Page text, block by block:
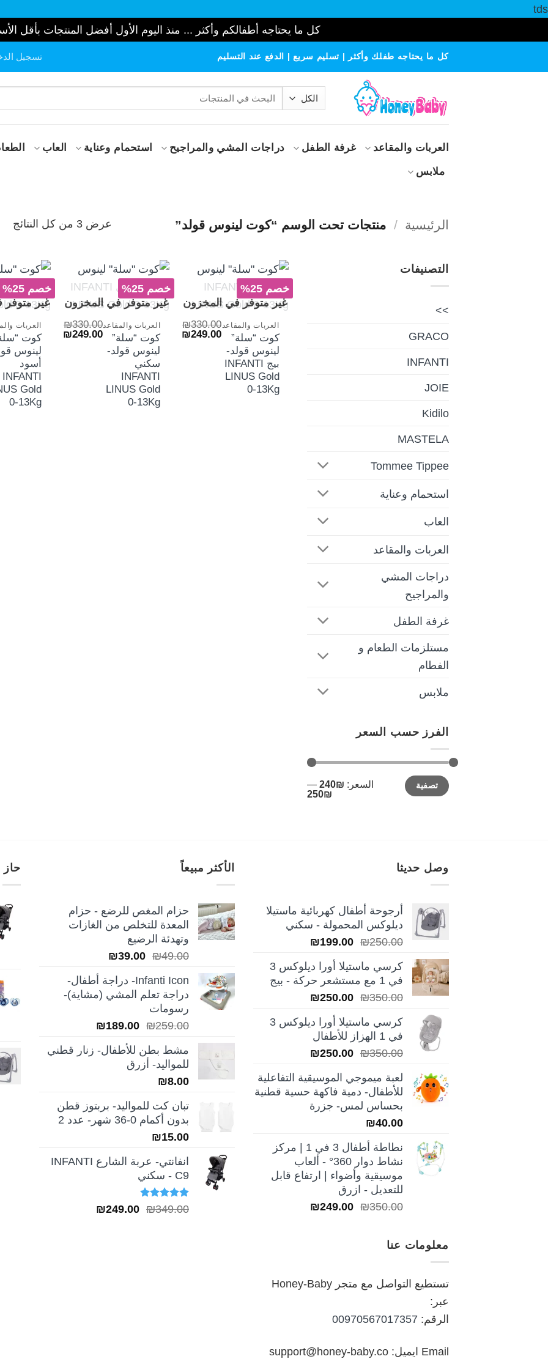
tds
كل ما يحتاجه أطفالكم وأكثر ... منذ اليوم الأول أفضل المنتجات بأقل
كل ما يحتاجه طفلك وأكثر | تسليم سريع | الدفع عند التسليم تسجيل
البحث
العربات والمقاعد غرفة الطفل دراجات المشي والمراجيح استحمام وعناية العاب
ملابس
الرئيسية / منتجات تحت الوسم “كوت لينوس قولد” عرض ⁦3⁩ من كل النتائج
التصنيفات
>>
GRACO
INFANTI
JOIE
Kidilo
MASTELA
Tommee Tippee
استحمام وعناية
العاب
العربات والمقاعد
دراجات المشي
والمراجيح
غرفة الطفل
مستلزمات الطعام و
الفطام
ملابس
الفرز حسب السعر
أدنى
سعر
أعلى
سعرتصفية السعر: ₪240
—
₪250
خصم 25%
غير متوفر في المخزون
العربات والمقاعد
كوت “سلة”
لينوس قولد-
بيج INFANTI
LINUS Gold
0-13Kg
₪330.00
السعر ₪249.00
السعر
الحالي
خصم 25%
غير متوفر في المخزون
العربات والمقاعد
كوت “سلة”
لينوس قولد-
سكني
INFANTI
LINUS Gold
0-13Kg
₪330.00
السعر ₪249.00
السعر
الحالي
خصم 25%
غير
العربات
كوت
لينوس
أسود
INFANTI
Gold
0-13Kg
وصل حديثا
أرجوحة أطفال كهربائية ماستيلا
ديلوكس المحمولة - سكني
₪250.00
السعر
هو:
₪250.00.
₪199.00
السعر
هو:
₪199.00.
كرسي ماستيلا أورا ديلوكس 3
في 1 مع مستشعر حركة - بيج
₪350.00
السعر
هو:
₪350.00.
₪250.00
السعر
هو:
كرسي ماستيلا أورا ديلوكس 3
في 1 الهزاز للأطفال
₪350.00
السعر
هو:
₪350.00.
₪250.00
السعر
هو:
₪250.00.
لعبة ميموجي الموسيقية التفاعلية
للأطفال- دمية فاكهة حسية قطنية
بحساس لمس- جزرة
₪40.00
نطاطة أطفال 3 في 1 | مركز
نشاط دوار 360° - ألعاب
موسيقية وأضواء | ارتفاع قابل
للتعديل - ازرق
₪350.00
السعر ₪249.00
السعر
الأكثر مبيعاً
حزام المغص للرضع - حزام
المعدة للتخلص من الغازات
وتهدئة الرضيع
₪49.00
السعر
هو:
₪49.00.
₪39.00
السعر
هو:
₪39.00.
Infanti Icon- دراجة أطفال-
دراجة تعلم المشي (مشاية)-
رسومات
₪259.00
السعر
هو:
₪259.00.
₪189.00
السعر
هو:
مشط بطن للأطفال- زنار قطني
للمواليد- أزرق
₪8.00
تبان كت للمواليد- بربتوز قطن
بدون أكمام 0-36 شهر- عدد 2
₪15.00
انفانتي- عربة الشارع INFANTI
C9 - سكني
تم التقييم
5.00 من 5
₪349.00
السعر ₪249.00
السعر
معلومات عنا
تستطيع التواصل مع متجر Honey-Baby
عبر:
الرقم: 00970567017357
Email ايميل: support@honey-baby.co